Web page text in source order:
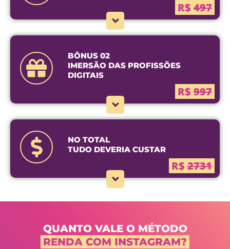
R$ 497
BÔNUS 02
IMERSÃO DAS PROFISSÕES
DIGITAIS
R$ 997
NO TOTAL
TUDO DEVERIA CUSTAR
R$ 2731
QUANTO VALE O MÉTODO
RENDA COM INSTAGRAM?